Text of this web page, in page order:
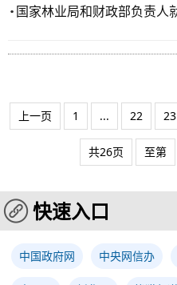
上一页 1 ... 22 23
共26页 至第
快速入口
中国政府网 中央网信办